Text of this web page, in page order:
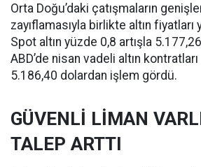
Orta Doğu’daki çatışmaların
zayıflamasıyla birlikte altın
Spot altın yüzde 0,8 artışla
ABD’de nisan vadeli altın
5.186,40 dolardan işlem gördü.
GÜVENLİ LİMAN
TALEP ARTTI